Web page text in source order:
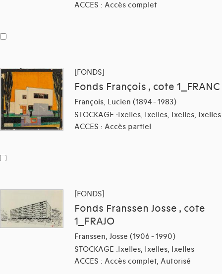
ACCES : Accès complet
[FONDS]
Fonds François , cote 1_FRANC
François, Lucien (1894 - 1983)
STOCKAGE :Ixelles, Ixelles, Ixelles, Ixelles
ACCES : Accès partiel
[FONDS]
Fonds Franssen Josse , cote
1_FRAJO
Franssen, Josse (1906 - 1990)
STOCKAGE :Ixelles, Ixelles, Ixelles
ACCES : Accès complet, Autorisé